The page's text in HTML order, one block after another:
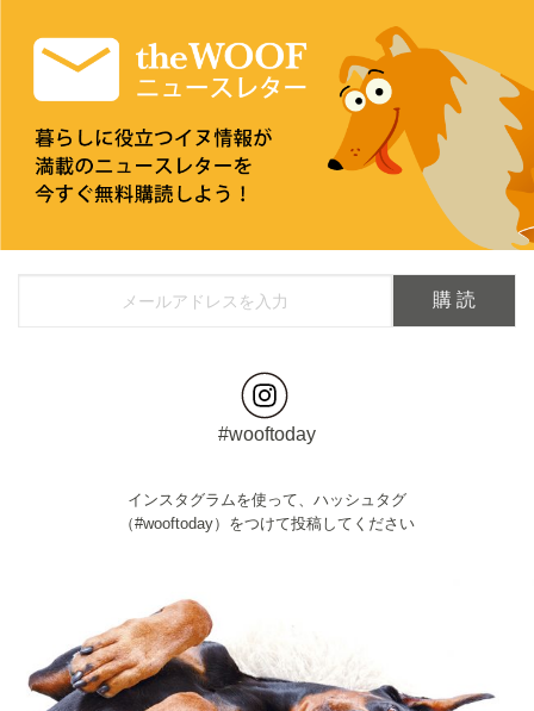
#wooftoday
インスタグラムを使って、ハッシュタグ
（#wooftoday）をつけて投稿してください